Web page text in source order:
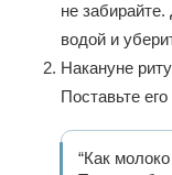
не
водой и
Накануне
Поставьте
“Как